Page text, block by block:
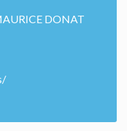
DONAT